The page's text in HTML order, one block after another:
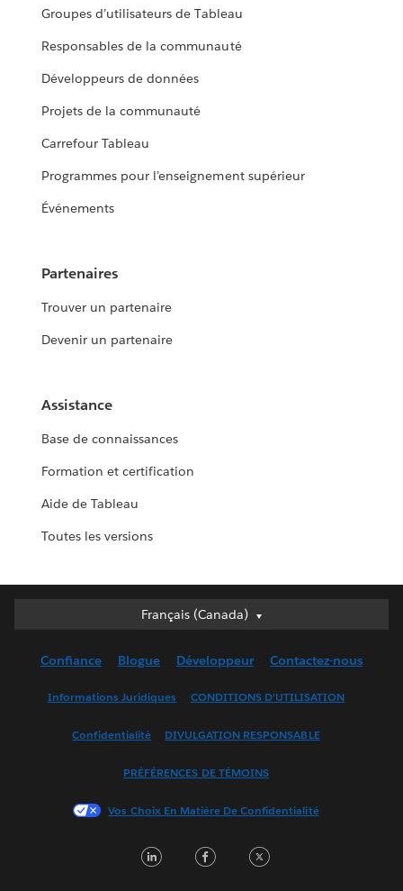
Groupes d’utilisateurs de Tableau
Responsables de la communauté
Développeurs de données
Projets de la communauté
Carrefour Tableau
Programmes pour l’enseignement supérieur
Événements
Partenaires
Trouver un partenaire
Devenir un partenaire
Assistance
Base de connaissances
Formation et certification
Aide de Tableau
Toutes les versions
Français (Canada)
Français (Canada)
English (UK)
Français (France)
한국어
Português
Confiance Blogue Développeur Contactez-nous
Informations Juridiques CONDITIONS D’UTILISATION
Confidentialité DIVULGATION RESPONSABLE
PRÉFÉRENCES DE TÉMOINS
Vos Choix En Matière De Confidentialité
LinkedInFacebook